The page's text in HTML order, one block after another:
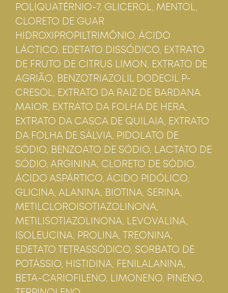
POLIQUATÉRNIO-7, GLICEROL, MENTOL,
CLORETO DE GUAR
HIDROXIPROPILTRIMÔNIO, ÁCIDO
LÁCTICO, EDETATO DISSÓDICO, EXTRATO
DE FRUTO DE CITRUS LIMON, EXTRATO DE
AGRIÃO, BENZOTRIAZOLIL DODECIL P-
CRESOL, EXTRATO DA RAIZ DE BARDANA
MAIOR, EXTRATO DA FOLHA DE HERA,
EXTRATO DA CASCA DE QUILAIA, EXTRATO
DA FOLHA DE SÁLVIA, PIDOLATO DE
SÓDIO, BENZOATO DE SÓDIO, LACTATO DE
SÓDIO, ARGININA, CLORETO DE SÓDIO,
ÁCIDO ASPÁRTICO, ÁCIDO PIDÓLICO,
GLICINA, ALANINA, BIOTINA, SERINA,
METILCLOROISOTIAZOLINONA,
METILISOTIAZOLINONA, LEVOVALINA,
ISOLEUCINA, PROLINA, TREONINA,
EDETATO TETRASSÓDICO, SORBATO DE
POTÁSSIO, HISTIDINA, FENILALANINA,
BETA-CARIOFILENO, LIMONENO, PINENO,